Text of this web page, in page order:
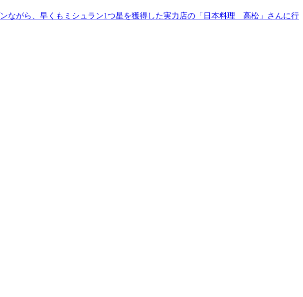
ながら、早くもミシュラン1つ星を獲得した実力店の「日本料理 高松」さんに行